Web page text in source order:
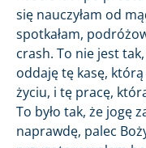
się nauczyłam od
spotkałam,
crash. To nie jest
oddaję tę kasę,
życiu, i tę pracę,
To było tak, że jogę
naprawdę, palec